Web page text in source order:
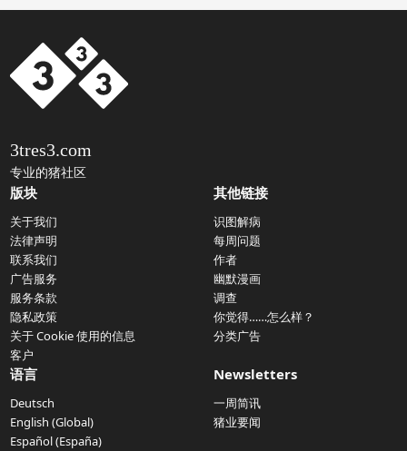
3tres3.com
专业的猪社区
版块
关于我们
法律声明
联系我们
广告服务
服务条款
隐私政策
关于 Cookie 使用的信息
客户
其他链接
识图解病
每周问题
作者
幽默漫画
调查
你觉得……怎么样？
分类广告
语言
Deutsch
English (Global)
Español (España)
Newsletters
一周简讯
猪业要闻